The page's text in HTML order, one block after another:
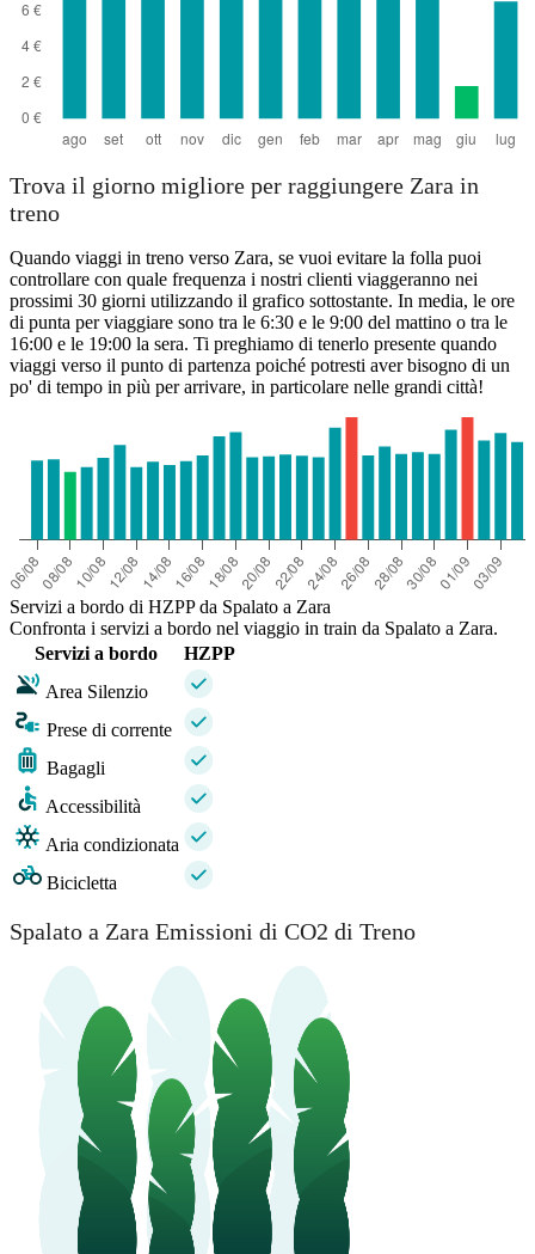
Trova il giorno migliore per raggiungere Zara in
treno
Quando viaggi in treno verso Zara, se vuoi evitare la folla puoi
controllare con quale frequenza i nostri clienti viaggeranno nei
prossimi 30 giorni utilizzando il grafico sottostante. In media, le ore
di punta per viaggiare sono tra le 6:30 e le 9:00 del mattino o tra le
16:00 e le 19:00 la sera. Ti preghiamo di tenerlo presente quando
viaggi verso il punto di partenza poiché potresti aver bisogno di un
po' di tempo in più per arrivare, in particolare nelle grandi città!
Servizi a bordo di HZPP da Spalato a Zara
Confronta i servizi a bordo nel viaggio in train da Spalato a Zara.
Servizi a bordo
HZPP
Area Silenzio
Prese di corrente
Bagagli
Accessibilità
Aria condizionata
Bicicletta
Spalato a Zara Emissioni di CO2 di Treno